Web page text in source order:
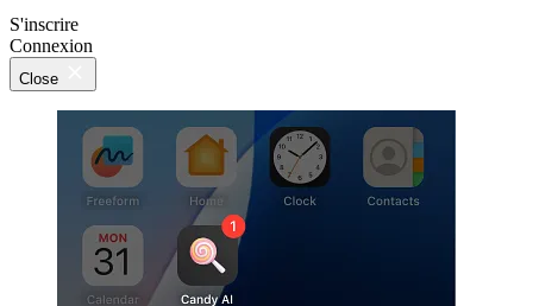
S'inscrire
Connexion
Close